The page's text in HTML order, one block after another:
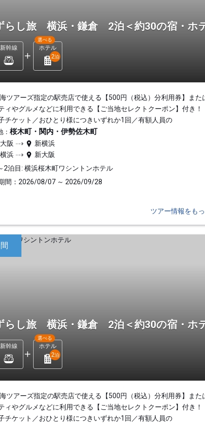
らし旅 横浜・鎌倉 2泊＜約30の宿・ホ
新幹線 ホテル
選べる
2泊
ツアーズ指定の駅売店で使える【500円（税込）分利用券】また
ィやグルメなどに利用できる【ご当地セレクトクーポン】付き！
チケット／おひとり様につきいずれか1回／有額人員の
： 桜木町・関内・伊勢佐木町
阪
新横浜
浜
新大阪
2泊目: 横浜桜木町ワシントンホテル
間：2026/08/07 ～ 2026/09/28
ツアー情報をも
らし旅 横浜・鎌倉 2泊＜約30の宿・ホ
新幹線 ホテル
選べる
2泊
ツアーズ指定の駅売店で使える【500円（税込）分利用券】また
ィやグルメなどに利用できる【ご当地セレクトクーポン】付き！
チケット／おひとり様につきいずれか1回／有額人員の